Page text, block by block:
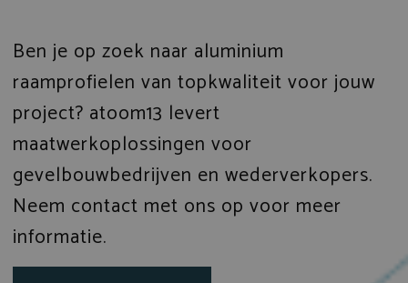
Ben je op zoek naar aluminium
raamprofielen van topkwaliteit voor jouw
project? atoom13 levert
maatwerkoplossingen voor
gevelbouwbedrijven en wederverkopers.
Neem contact met ons op voor meer
informatie.